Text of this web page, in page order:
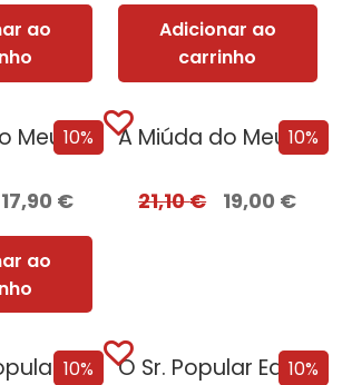
ao
Adicionar ao
carrinho
10%
A Miúda do Meu Irmão
17,90 €
ao
10%
A Miúda do Meu Irmão – Edição com EDGES
21,10€ 19,00 €
10% 10%
O Sr. Popular Edição com EDGES